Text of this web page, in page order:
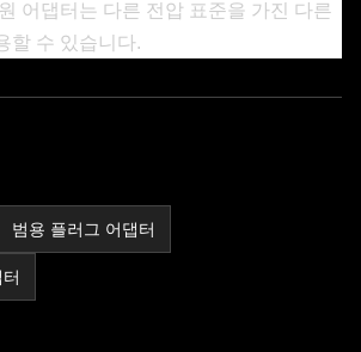
어댑터는 다른 전압 표준을 가진 다른
할 수 있습니다.
범용 플러그 어댑터